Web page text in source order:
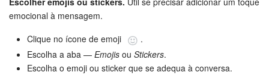
emocional à mensagem.
Clique no ícone de emoji
.
Escolha a aba — Emojis ou Stickers.
Escolha o emoji ou sticker que se adequa à conversa.